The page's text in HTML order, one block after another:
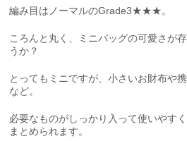
編み目はノーマルのGrade3★★★。
ころんと丸く、ミニバッグの可愛さが
うか？
とってもミニですが、小さいお財布や
など。
必要なものがしっかり入って使いやす
まとめられます。